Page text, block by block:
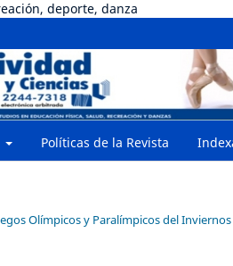
deporte, danza
Políticas de la Revista
Olímpicos y Paralímpicos del